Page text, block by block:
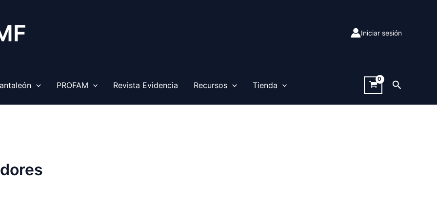
Iniciar sesión
PROFAM Revista Evidencia Recursos Tienda Buscar